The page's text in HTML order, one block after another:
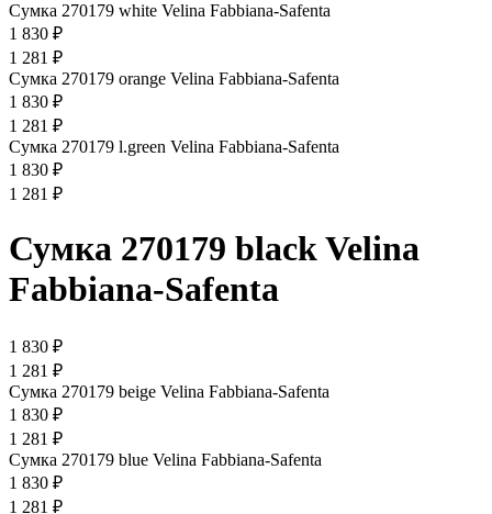
Сумка 270179 white Velina Fabbiana-Safenta
1 830 ₽
1 281 ₽
Сумка 270179 orange Velina Fabbiana-Safenta
1 830 ₽
1 281 ₽
Сумка 270179 l.green Velina Fabbiana-Safenta
1 830 ₽
1 281 ₽
Сумка 270179 black Velina
Fabbiana-Safenta
1 830 ₽
1 281 ₽
Сумка 270179 beige Velina Fabbiana-Safenta
1 830 ₽
1 281 ₽
Сумка 270179 blue Velina Fabbiana-Safenta
1 830 ₽
1 281 ₽